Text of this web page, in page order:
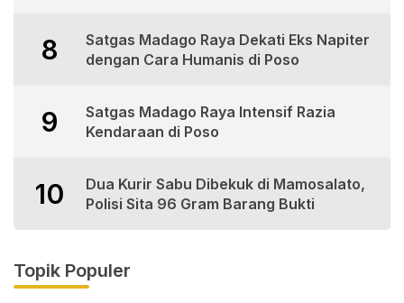
8
Satgas Madago Raya Dekati Eks Napiter
dengan Cara Humanis di Poso
9
Satgas Madago Raya Intensif Razia
Kendaraan di Poso
10
Dua Kurir Sabu Dibekuk di Mamosalato,
Polisi Sita 96 Gram Barang Bukti
Topik Populer